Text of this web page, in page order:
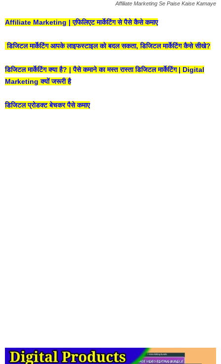
Affiliate Marketing Se Paise Kaise Kamaye
Affiliate Marketing | एफिलिएट मार्केटिंग से पैसे कैसे कमाए
डिजिटल मार्केटिंग आपके लाइफस्टाइल को बदल सकता, डिजिटल मार्केटिंग कैसे सीखे?
डिजिटल मार्केटिंग क्या है? | पैसे कमाने का मस्त रास्ता डिजिटल मार्केटिंग | Digital
Marketing क्यों जरूरी है
डिजिटल प्रोडक्ट बेचकर पैसे कमाए